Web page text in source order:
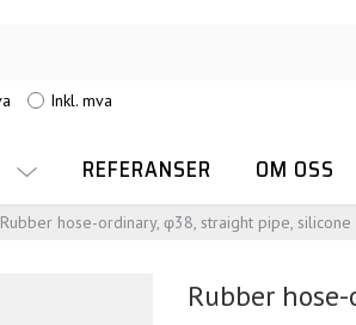
Inkl. mva
REFERANSER OM OSS
Rubber hose-ordinary, φ38, straight pipe, silicone
Rubber